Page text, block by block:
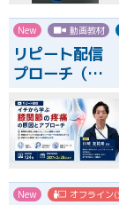
New 動画教材
リピート配信
プローチ（…
New オフライン